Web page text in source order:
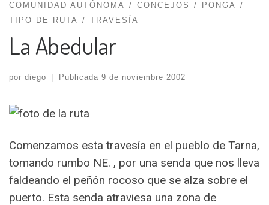
COMUNIDAD AUTÓNOMA
CONCEJOS
PONGA
TIPO DE RUTA
TRAVESÍA
La Abedular
por diego Publicada 9 de noviembre 2002
Comenzamos esta travesía en el pueblo de Tarna,
tomando rumbo NE. , por una senda que nos lleva
faldeando el peñón rocoso que se alza sobre el
puerto. Esta senda atraviesa una zona de